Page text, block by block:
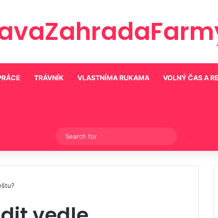
TRÁVNÍK VLASTNÍMA RUKAMA VOLNÝ ČAS A
Switch skin
for